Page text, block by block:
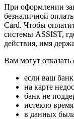
При оформлении
безналичной
Card. Чтобы
системы ASSIST,
действия, имя
Вам могут отказать
если ваш
на карте
банк не
истекло
в данных